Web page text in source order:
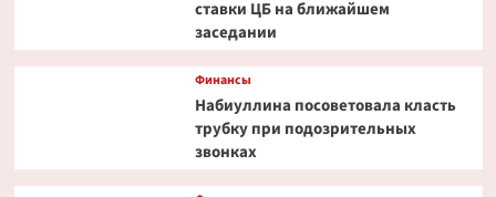
ставки ЦБ на ближайшем
заседании
Финансы
Набиуллина посоветовала класть
трубку при подозрительных
звонках